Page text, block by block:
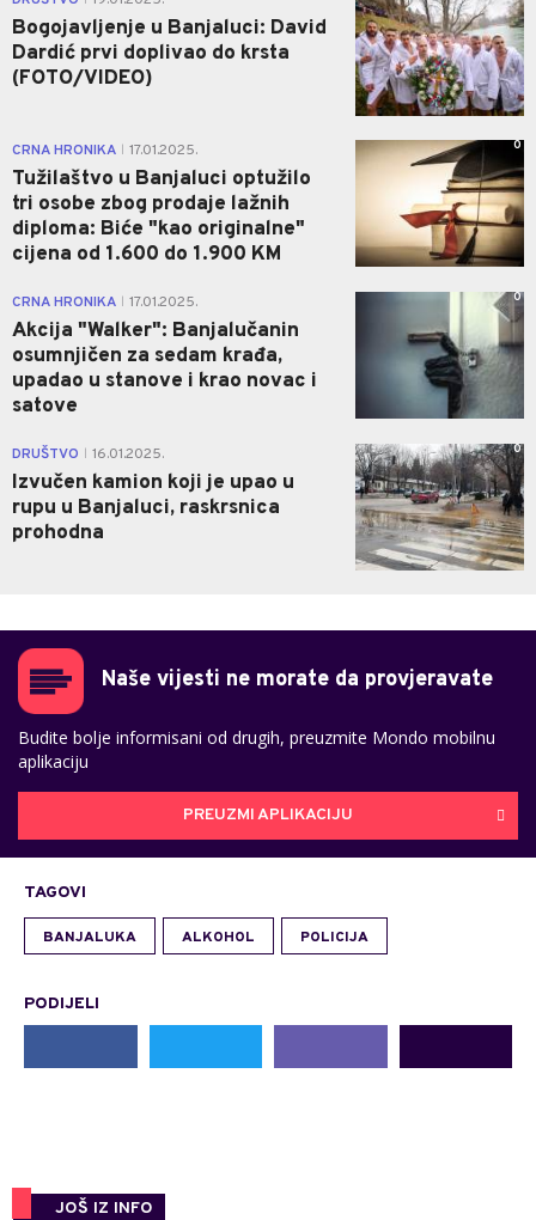
Bogojavljenje u Banjaluci: David
Dardić prvi doplivao do krsta
(FOTO/VIDEO)
CRNA HRONIKA 17.01.2025.
Tužilaštvo u Banjaluci optužilo
tri osobe zbog prodaje lažnih
diploma: Biće "kao originalne"
cijena od 1.600 do 1.900 KM
0
CRNA HRONIKA 17.01.2025.
Akcija "Walker": Banjalučanin
osumnjičen za sedam krađa,
upadao u stanove i krao novac i
satove
0
DRUŠTVO 16.01.2025.
Izvučen kamion koji je upao u
rupu u Banjaluci, raskrsnica
prohodna
0
Naše vijesti ne morate da provjeravate
Budite bolje informisani od drugih, preuzmite Mondo mobilnu
aplikaciju
PREUZMI APLIKACIJU
TAGOVI
BANJALUKA ALKOHOL POLICIJA
PODIJELI
JOŠ IZ INFO